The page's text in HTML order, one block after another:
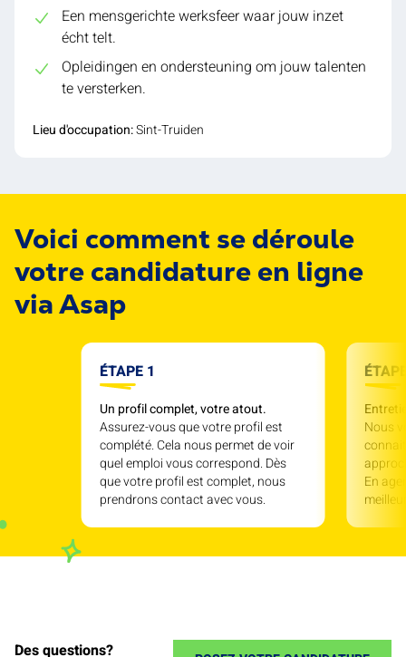
Een mensgerichte werksfeer waar jouw inzet
écht telt.
Opleidingen en ondersteuning om jouw talenten
te versterken.
Lieu d'occupation:Sint-Truiden
Voici comment se déroule
votre candidature en ligne
via Asap
ÉTAPE 1
Un profil complet, votre atout.
Assurez-vous que votre profil est
complété. Cela nous permet de voir
quel emploi vous correspond. Dès
que votre profil est complet, nous
prendrons contact avec vous.
Nous
En
Des questions?